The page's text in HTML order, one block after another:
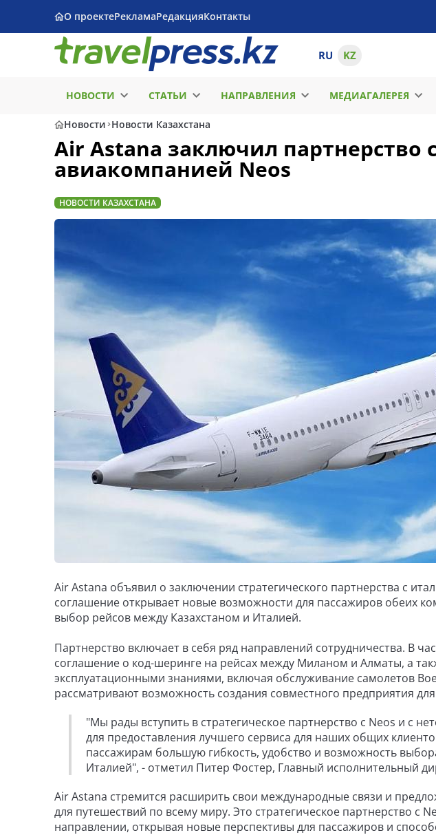
О проектеРекламаРедакцияКонтакты
RU KZ
НОВОСТИ СТАТЬИ НАПРАВЛЕНИЯ МЕДИАГАЛЕРЕЯ
Новости Новости Казахстана
Air Astana заключил партнерство
авиакомпанией Neos
НОВОСТИ КАЗАХСТАНА
Air Astana объявил о заключении стратегического партнерства с
соглашение открывает новые возможности для пассажиров обеих
выбор рейсов между Казахстаном и Италией.
Партнерство включает в себя ряд направлений сотрудничества. В
соглашение о код-шеринге на рейсах между Миланом и Алматы, а
эксплуатационными знаниями, включая обслуживание самолетов
рассматривают возможность создания совместного предприятия
"Мы рады вступить в стратегическое партнерство с Neos и с
для предоставления лучшего сервиса для наших общих
пассажирам большую гибкость, удобство и возможность
Италией", - отметил Питер Фостер, Главный исполнительный
Air Astana стремится расширить свои международные связи и
для путешествий по всему миру. Это стратегическое партнерство с
направлении, открывая новые перспективы для пассажиров и